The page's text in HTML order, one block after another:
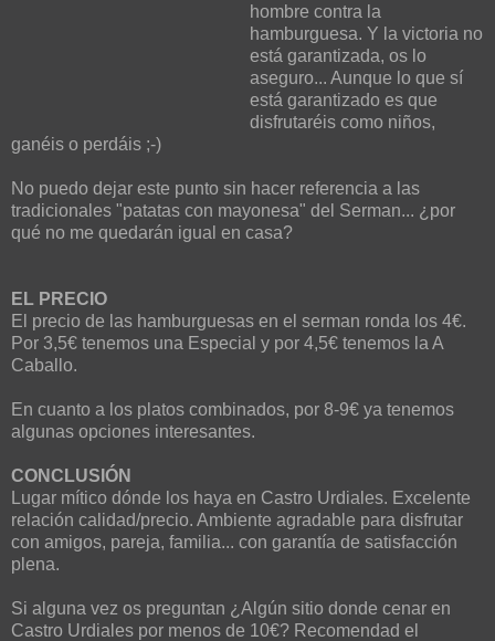
hombre contra la
hamburguesa. Y la victoria no
está garantizada, os lo
aseguro... Aunque lo que sí
está garantizado es que
disfrutaréis como niños,
ganéis o perdáis ;-)
No puedo dejar este punto sin hacer referencia a las
tradicionales "patatas con mayonesa" del Serman... ¿por
qué no me quedarán igual en casa?
EL PRECIO
El precio de las hamburguesas en el serman ronda los 4€.
Por 3,5€ tenemos una Especial y por 4,5€ tenemos la A
Caballo.
En cuanto a los platos combinados, por 8-9€ ya tenemos
algunas opciones interesantes.
CONCLUSIÓN
Lugar mítico dónde los haya en Castro Urdiales. Excelente
relación calidad/precio. Ambiente agradable para disfrutar
con amigos, pareja, familia... con garantía de satisfacción
plena.
Si alguna vez os preguntan ¿Algún sitio donde cenar en
Castro Urdiales por menos de 10€? Recomendad el